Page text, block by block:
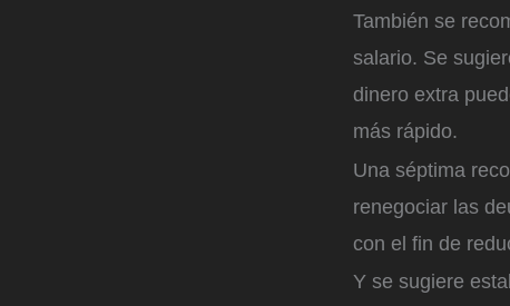
También se
salario. Se
dinero extra
más rápido.
Una séptima
renegociar las
con el fin de
Y se sugiere